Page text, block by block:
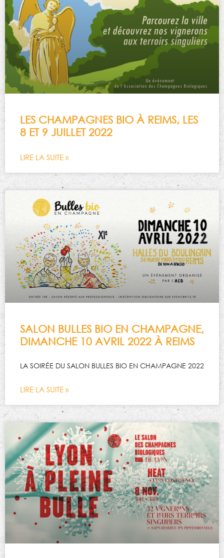
LES CHAMPAGNES BIO À REIMS, LES
8 ET 9 JUILLET 2022
LIRE LA SUITE »
SALON BULLES BIO EN CHAMPAGNE,
DIMANCHE 10 AVRIL 2022 À REIMS
LA SOIRÉE DU SALON BULLES BIO EN CHAMPAGNE 2022
LIRE LA SUITE »